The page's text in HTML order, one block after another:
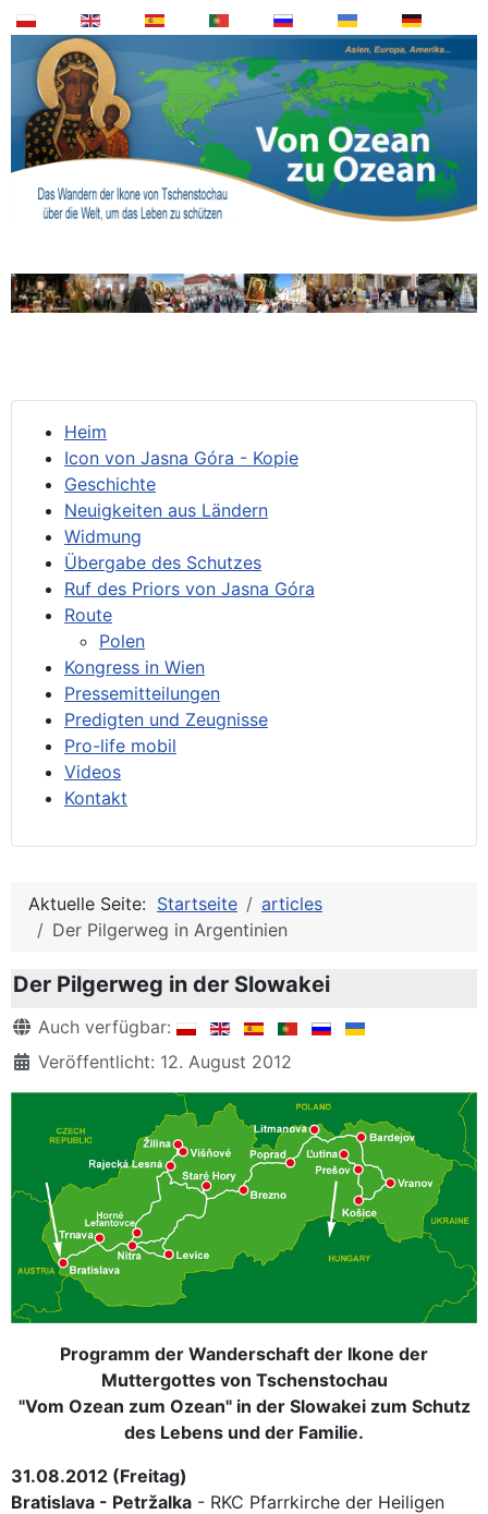
Heim
Icon von Jasna Góra - Kopie
Geschichte
Neuigkeiten aus Ländern
Widmung
Übergabe des Schutzes
Ruf des Priors von Jasna Góra
Route
Polen
Kongress in Wien
Pressemitteilungen
Predigten und Zeugnisse
Pro-life mobil
Videos
Kontakt
Aktuelle Seite: Startseite
articles
Der Pilgerweg in Argentinien
Der Pilgerweg in der Slowakei
DetailsAuch verfügbar:
Veröffentlicht: 12. August 2012
Programm der Wanderschaft der Ikone der
Muttergottes von Tschenstochau
"Vom Ozean zum Ozean" in der Slowakei zum Schutz
des Lebens und der Familie.
31.08.2012 (Freitag)
Bratislava - Petržalka - RKC Pfarrkirche der Heiligen